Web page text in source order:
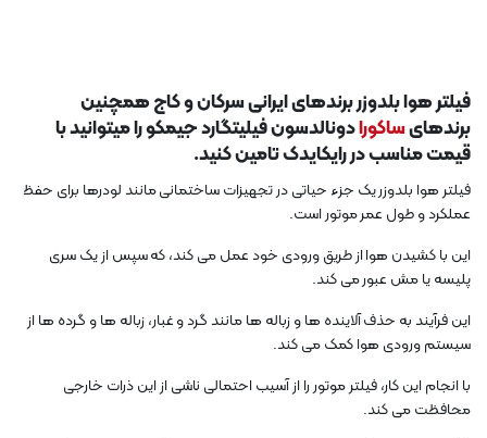
فیلتر هوا بلدوزر برندهای ایرانی سرکان و کاج همچنین
برندهایساکورادونالدسون فیلیتگارد جیمکو را میتوانید با
قیمت مناسب در رایکایدک تامین کنید.
فیلتر هوا بلدوزر یک جزء حیاتی در تجهیزات ساختمانی مانند لودرها برای حفظ
عملکرد و طول عمر موتور است.
این با کشیدن هوا از طریق ورودی خود عمل می کند، که سپس از یک سری
پلیسه یا مش عبور می کند.
این فرآیند به حذف آلاینده ها و زباله ها مانند گرد و غبار، زباله ها و گرده ها از
سیستم ورودی هوا کمک می کند.
با انجام این کار، فیلتر موتور را از آسیب احتمالی ناشی از این ذرات خارجی
محافظت می کند.